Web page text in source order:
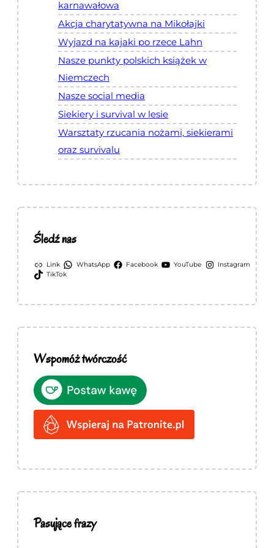
karnawałowa
Akcja charytatywna na Mikołajki
Wyjazd na kajaki po rzece Lahn
Nasze punkty polskich książek w
Niemczech
Nasze social media
Siekiery i survival w lesie
Warsztaty rzucania nożami, siekierami
oraz survivalu
Śledź nas
Link WhatsApp Facebook YouTube
Instagram
TikTok
Wspomóż twórczość
Pasujące frazy